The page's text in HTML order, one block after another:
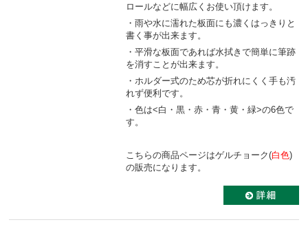
ロールなどに幅広くお使い頂けます。
・雨や水に濡れた板面にも濃くはっきりと
書く事が出来ます。
・平滑な板面であれば水拭きで簡単に筆跡
を消すことが出来ます。
・ホルダー式のため芯が折れにくく手も汚
れず便利です。
・色は<白・黒・赤・青・黄・緑>の6色で
す。
こちらの商品ページはゲルチョーク(白色)
の販売になります。